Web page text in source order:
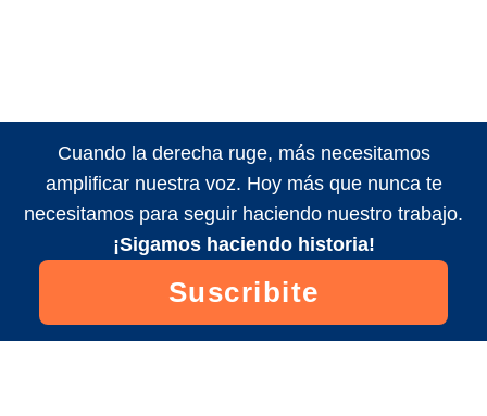
Cuando la derecha ruge, más necesitamos
amplificar nuestra voz. Hoy más que nunca te
necesitamos para seguir haciendo nuestro trabajo.
¡Sigamos haciendo historia!
Suscribite